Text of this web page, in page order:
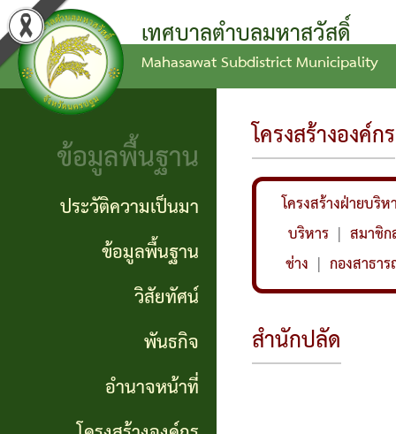
ข่าว
ประกาศ
ทั่วไป
ประกาศ
จัดซื้อ
จัดจ้าง
รายงาน
ข้อ
งบ
ประมาณ
แผน
พัฒนา
แผนการ
ประวัติ
เป็นมา
ข้อมูล
พื้น
ฐาน
เทศบาลตำบลมหาสวัสดิ์
Mahasawat Subdistrict Municipality
ข้อมูลพื้นฐาน
ประวัติความเป็นมา
ข้อมูลพื้นฐาน
วิสัยทัศน์
พันธกิจ
อำนาจหน้าที่
โครงสร้างองค์กร
โครงสร้างฝ่ายบริห
บริหาร | สมาชิ
ช่าง | กองสาธา
สำนักปลัด